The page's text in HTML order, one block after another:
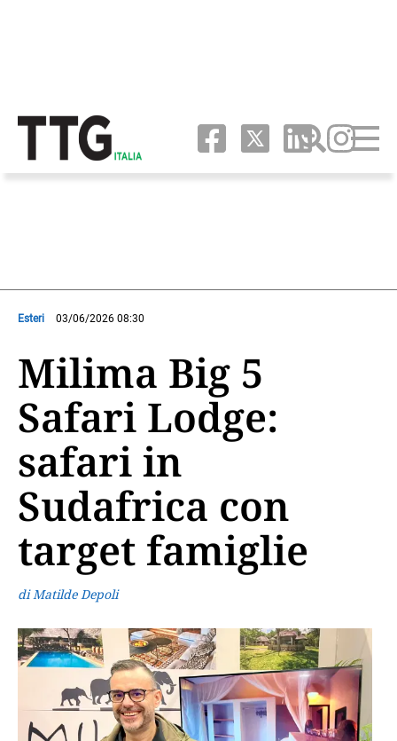
Esteri 03/06/2026 08:30
Milima Big 5
Safari Lodge:
safari in
Sudafrica con
target famiglie
di Matilde Depoli